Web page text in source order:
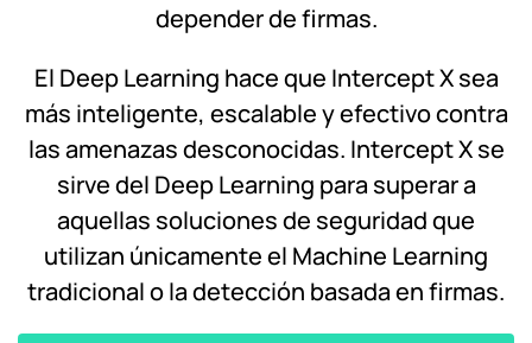
depender de firmas.
El Deep Learning hace que Intercept X sea
más inteligente, escalable y efectivo contra
las amenazas desconocidas. Intercept X se
sirve del Deep Learning para superar a
aquellas soluciones de seguridad que
utilizan únicamente el Machine Learning
tradicional o la detección basada en firmas.